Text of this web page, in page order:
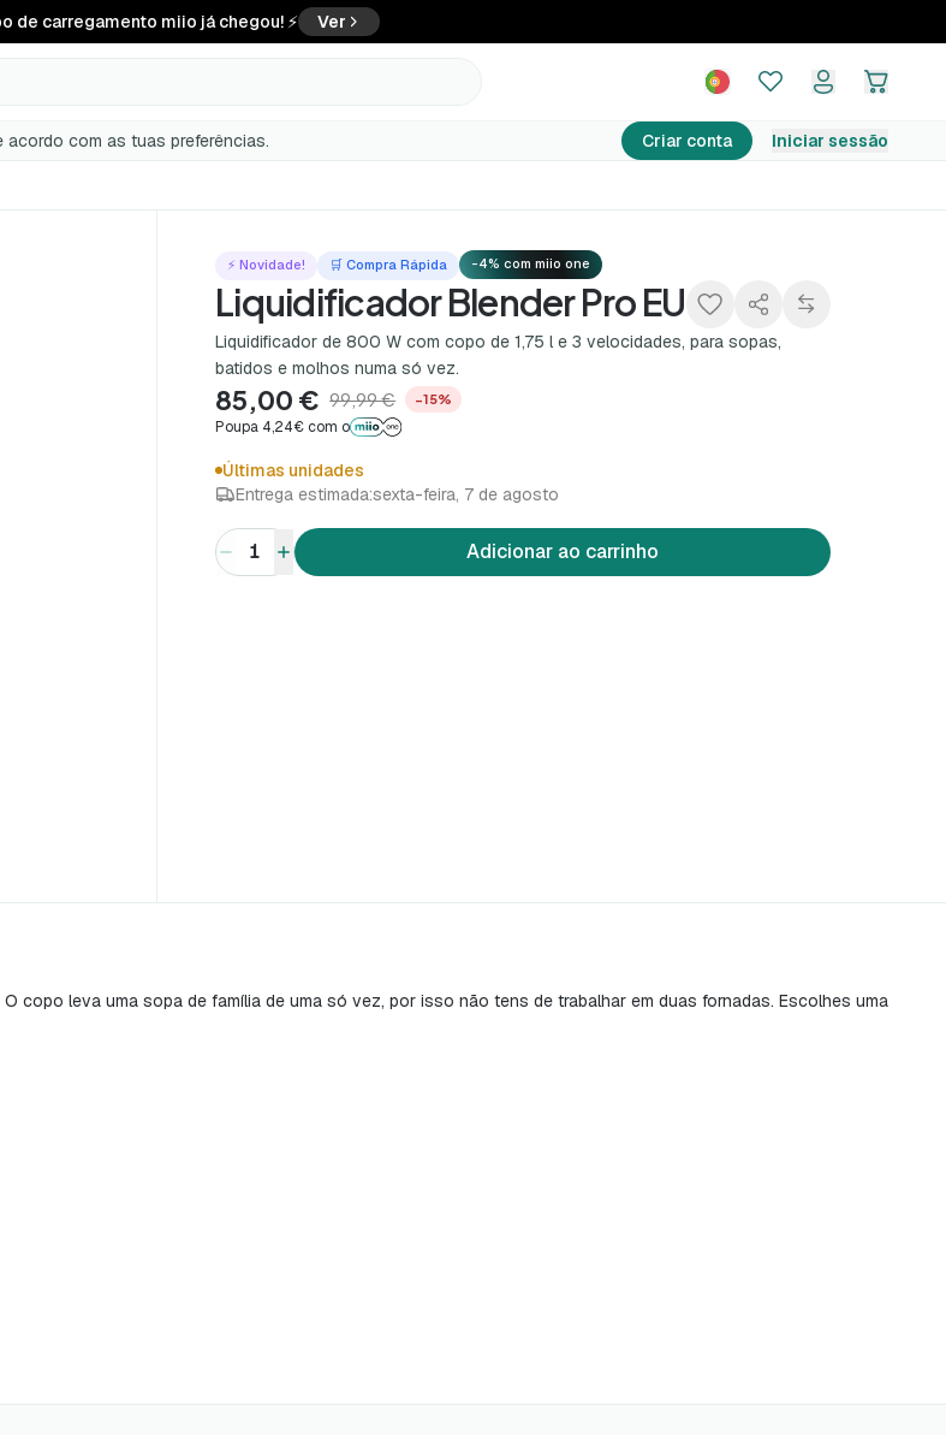
de carregamento miio já chegou! ⚡ Ver
com as tuas preferências. Criar conta Iniciar sessão
Adicionar ao carrinho
⚡ Novidade! 🛒 Compra Rápida -4% com miio one
Liquidificador Blender Pro EU
Liquidificador de 800 W com copo de 1,75 l e 3 velocidades, para sopas,
batidos e molhos numa só vez.
85,00 € 99,99 € −15%
Poupa 4,24€ com o
Últimas unidades
Entrega estimada:sexta-feira, 7 de agosto
1 Adicionar ao carrinho
copo leva uma sopa de família de uma só vez, por isso não tens de trabalhar em duas fornadas. Escolhes uma